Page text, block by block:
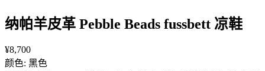
纳帕羊皮革 Pebble Beads fussbett 凉鞋
¥8,700
颜色: 黑色